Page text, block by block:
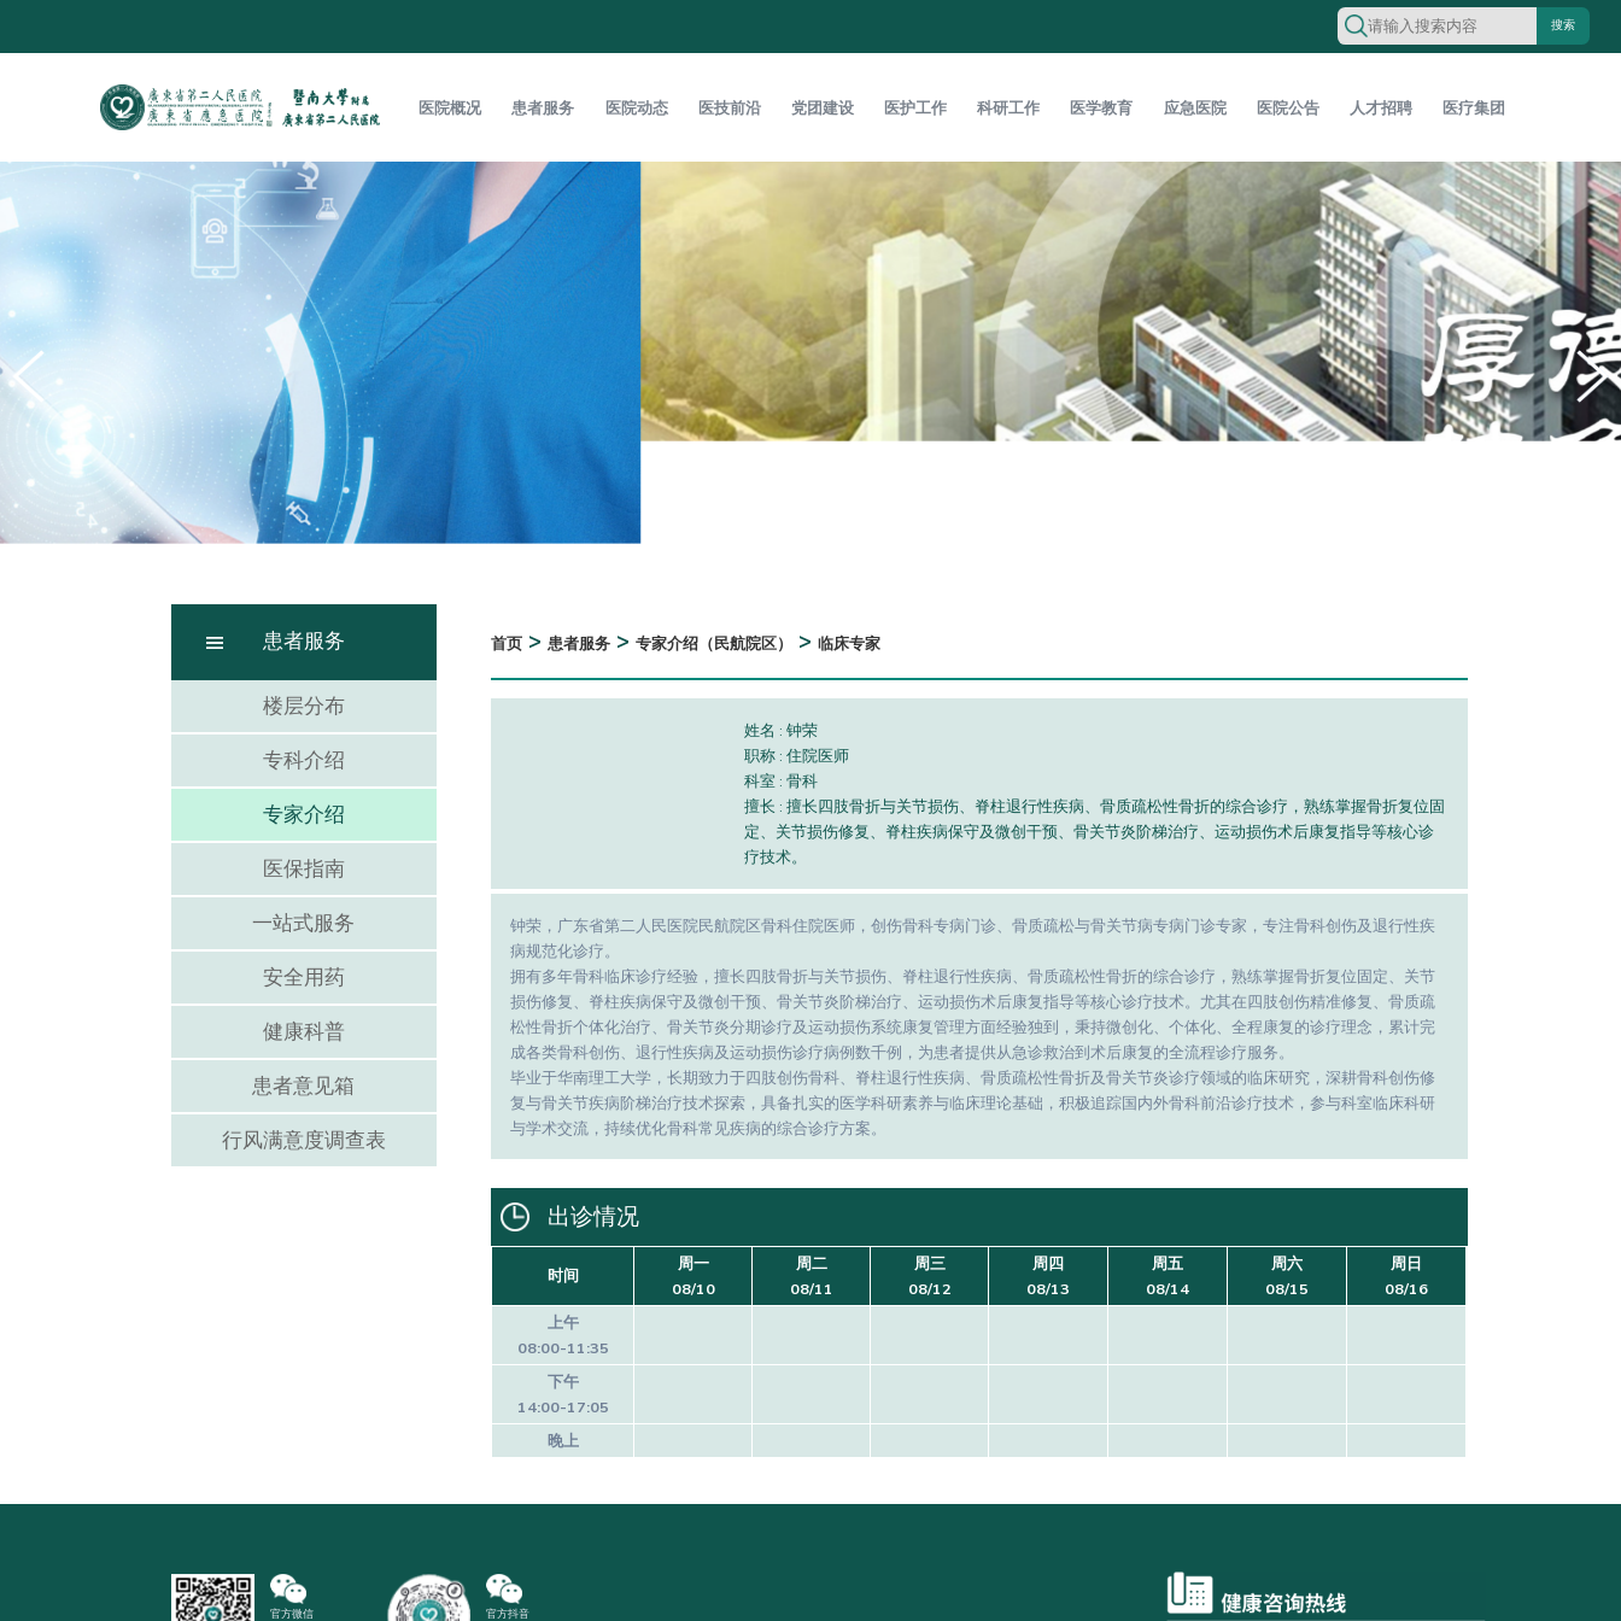
医院概况 患者服务 医院动态 医技前沿 党团建设 医护工作 科研工作 医学教育 应急医院 医院公告 人才招聘 医疗集团
搜索
患者服务
楼层分布
专科介绍
专家介绍
医保指南
一站式服务
安全用药
健康科普
患者意见箱
行风满意度调查表
首页 > 患者服务 > 专家介绍（民航院区） > 临床专家
姓名 : 钟荣
职称 : 住院医师
科室 : 骨科
擅长 : 擅长四肢骨折与关节损伤、脊柱退行性疾病、骨质疏松性骨折的综合诊疗，熟练掌握骨折复位固
定、关节损伤修复、脊柱疾病保守及微创干预、骨关节炎阶梯治疗、运动损伤术后康复指导等核心诊
疗技术。
钟荣，广东省第二人民医院民航院区骨科住院医师，创伤骨科专病门诊、骨质疏松与骨关节病专病门诊专家，专注骨科创伤及退行性疾
病规范化诊疗。
拥有多年骨科临床诊疗经验，擅长四肢骨折与关节损伤、脊柱退行性疾病、骨质疏松性骨折的综合诊疗，熟练掌握骨折复位固定、关节
损伤修复、脊柱疾病保守及微创干预、骨关节炎阶梯治疗、运动损伤术后康复指导等核心诊疗技术。尤其在四肢创伤精准修复、骨质疏
松性骨折个体化治疗、骨关节炎分期诊疗及运动损伤系统康复管理方面经验独到，秉持微创化、个体化、全程康复的诊疗理念，累计完
成各类骨科创伤、退行性疾病及运动损伤诊疗病例数千例，为患者提供从急诊救治到术后康复的全流程诊疗服务。
毕业于华南理工大学，长期致力于四肢创伤骨科、脊柱退行性疾病、骨质疏松性骨折及骨关节炎诊疗领域的临床研究，深耕骨科创伤修
复与骨关节疾病阶梯治疗技术探索，具备扎实的医学科研素养与临床理论基础，积极追踪国内外骨科前沿诊疗技术，参与科室临床科研
与学术交流，持续优化骨科常见疾病的综合诊疗方案。
出诊情况
时间
周一
08/10
周二
08/11
周三
08/12
周四
08/13
周五
08/14
周六
08/15
周日
08/16
上午
08:00-11:35
下午
14:00-17:05
晚上
官方微信 官方抖音